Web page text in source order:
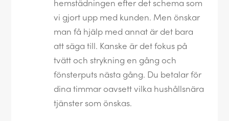
hemstädningen efter det schema som
vi gjort upp med kunden. Men önskar
man få hjälp med annat är det bara
att säga till. Kanske är det fokus på
tvätt och strykning en gång och
fönsterputs nästa gång. Du betalar för
dina timmar oavsett vilka hushållsnära
tjänster som önskas.